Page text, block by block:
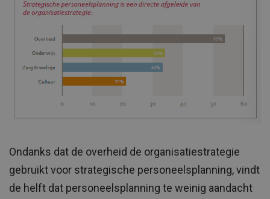
Ondanks dat de overheid de organisatiestrategie
gebruikt voor strategische personeelsplanning, vindt
de helft dat personeelsplanning te weinig aandacht